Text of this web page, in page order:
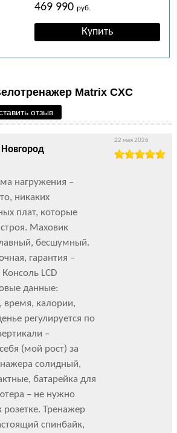
469 990 руб.
Matrix CXC
отзыв
нагружения –
никаких
плат, которые
Маховик
бесшумный.
гарантия –
LCD
данные:
время, калории,
регулируется по
–
(мой рост) за
солидный,
батарейка для
– не нужно
розетке. Тренажер
спинбайк,
22 мая 2026